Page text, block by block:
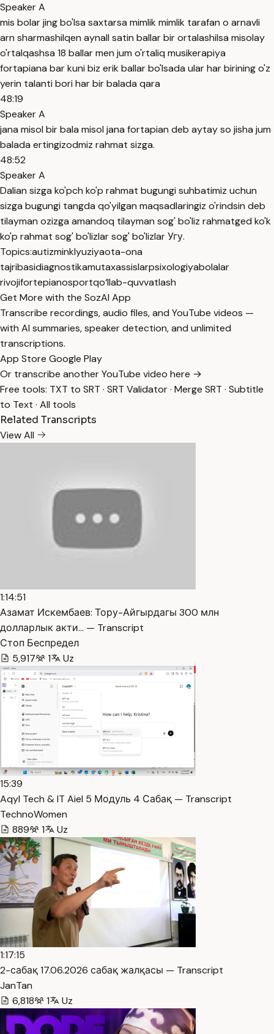
Speaker A
mis bolar jing bo'lsa saxtarsa mimlik mimlik tarafan o arnavli
arn sharmashilqen aynall satin ballar bir ortalashilsa misolay
o'rtalqashsa 18 ballar men jum o'rtaliq musikerapiya
fortapiana bar kuni biz erik ballar bo'lsada ular har birining o'z
yerin talanti bori har bir balada qara
48:19
Speaker A
jana misol bir bala misol jana fortapian deb aytay so jisha jum
balada ertingizodmiz rahmat sizga.
48:52
Speaker A
Dalian sizga ko'pch ko'p rahmat bugungi suhbatimiz uchun
sizga bugungi tangda qo'yilgan maqsadlaringiz o'rindsin deb
tilayman ozizga amandoq tilayman sog' bo'liz rahmatged ko'k
ko'p rahmat sog' bo'lizlar sog' bo'lizlar Угу.
Topics:autizminklyuziyaota-ona
tajribasidiagnostikamutaxassislarpsixologiyabolalar
rivojifortepianosportqo‘llab-quvvatlash
Get More with the SozAI App
Transcribe recordings, audio files, and YouTube videos —
with AI summaries, speaker detection, and unlimited
transcriptions.
App Store Google Play
Or transcribe another YouTube video here →
Free tools: TXT to SRT · SRT Validator· Merge SRT · Subtitle
to Text · All tools
Related Transcripts
View All
1:14:51
Азамат Искембаев: Тору-Айгырдагы 300 млн
долларлык акти… — Transcript
Стоп Беспредел
5,917
1 Uz
15:39
Aqyl Tech & IT Aiel 5 Модуль 4 Сабақ — Transcript
TechnoWomen
889
1 Uz
1:17:15
2-сабақ 17.06.2026 сабақ жалқасы — Transcript
JanTan
6,818
1 Uz